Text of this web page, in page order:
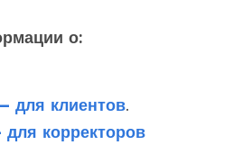
о:
для клиентов.
корректоров